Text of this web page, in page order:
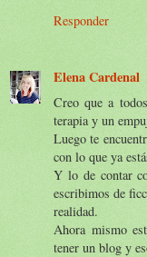
Responder
Elena Cardenal
Creo que a
terapia y un
Luego te
con lo que ya
Y lo de contar
escribimos de
realidad.
Ahora mismo
tener un blog y